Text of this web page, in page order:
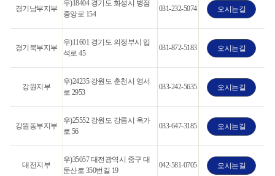
경기남부지부
우)18404 경기도 화성시 병점
중앙로 154
031-232-5074 오시는길
경기북부지부
우)11601 경기도 의정부시 입
석로 45
031-872-5183 오시는길
강원지부
우)24235 강원도 춘천시 영서
로 2953
033-242-5635 오시는길
강원동부지부
우)25552 강원도 강릉시 옥가
로 56
033-647-3185 오시는길
대전지부
우)35057 대전광역시 중구 대
둔산로 350번길 19
042-581-0705 오시는길